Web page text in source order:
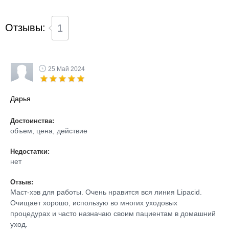
Отзывы: 1
25 Май 2024
Дарья
Достоинства:
объем, цена, действие
Недостатки:
нет
Отзыв:
Маст-хэв для работы. Очень нравится вся линия Lipacid.
Очищает хорошо, использую во многих уходовых
процедурах и часто назначаю своим пациентам в домашний
уход.